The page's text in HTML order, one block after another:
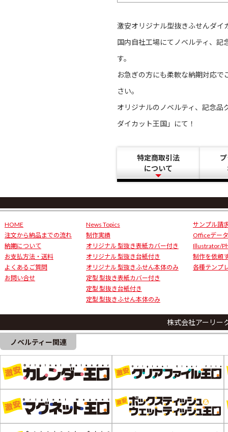
激安オリジナル型抜きふせんダイ
国内自社工場にてノベルティ、記
す。
お急ぎの方にも柔軟な納期対応
さい。
オリジナルのノベルティ、記念
ダイカット王国」にて！
特定商取引法
について
HOME
注文から納品までの流れ
納期について
お支払方法・送料
よくあるご質問
お問い合せ
News Topics
制作実績
オリジナル 型抜き表紙カバー付き
オリジナル 型抜き台紙付き
オリジナル 型抜きふせん本体のみ
定型 型抜き表紙カバー付き
定型 型抜き台紙付き
定型 型抜きふせん本体のみ
サンプル請
Officeデー
Illustrator/
制作を依頼
各種テンプ
株式会社アーリ
ノベルティー関連